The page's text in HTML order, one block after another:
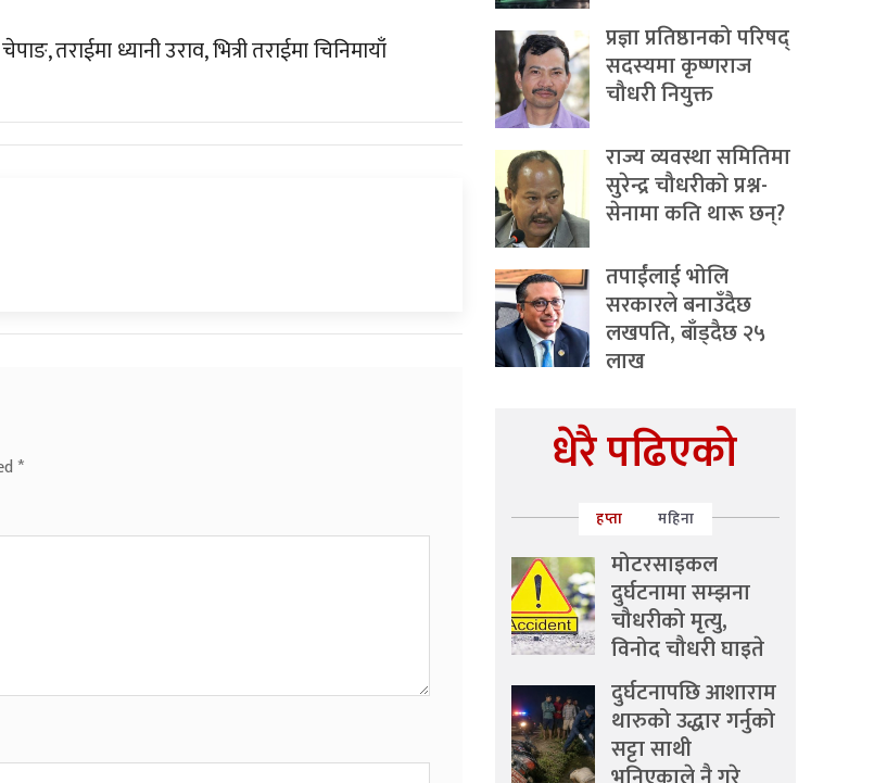
तराईमा ध्यानी उराव, भित्री तराईमा चिनिमायाँ
*
प्रज्ञा प्रतिष्ठानको परिषद्
सदस्यमा कृष्णराज
चौधरी नियुक्त
राज्य व्यवस्था समितिमा
सुरेन्द्र चौधरीको प्रश्न-
सेनामा कति थारू छन्?
तपाईंलाई भोलि
सरकारले बनाउँदैछ
लखपति, बाँड्दैछ २५
लाख
धेरै पढिएको
हप्ता महिना
मोटरसाइकल
दुर्घटनामा सम्झना
चौधरीको मृत्यु,
विनोद चौधरी घाइते
दुर्घटनापछि आशाराम
थारुको उद्धार गर्नुको
सट्टा साथी